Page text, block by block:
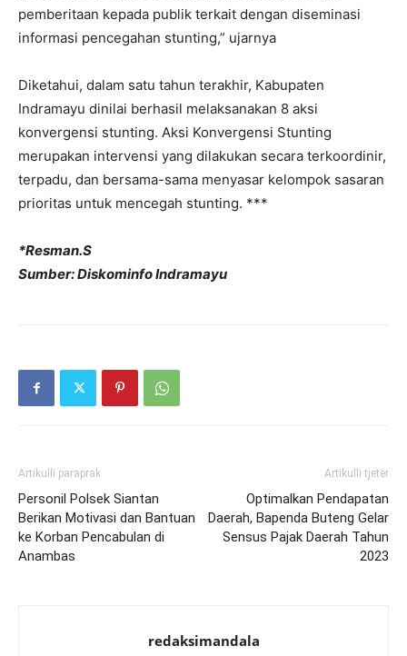
pemberitaan kepada publik terkait dengan diseminasi
informasi pencegahan stunting,” ujarnya
Diketahui, dalam satu tahun terakhir, Kabupaten
Indramayu dinilai berhasil melaksanakan 8 aksi
konvergensi stunting. Aksi Konvergensi Stunting
merupakan intervensi yang dilakukan secara terkoordinir,
terpadu, dan bersama-sama menyasar kelompok sasaran
prioritas untuk mencegah stunting. ***
*Resman.S
Sumber: Diskominfo Indramayu
Artikulli paraprak
Personil Polsek Siantan
Berikan Motivasi dan Bantuan
ke Korban Pencabulan di
Anambas
Artikulli tjetër
Optimalkan Pendapatan
Daerah, Bapenda Buteng Gelar
Sensus Pajak Daerah Tahun
2023
redaksimandala